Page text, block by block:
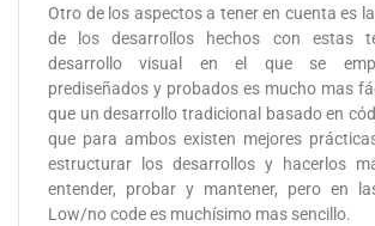
Otro de los aspectos a tener en cuenta es
de los desarrollos hechos con estas
desarrollo visual en el que se
prediseñados y probados es mucho mas
que un desarrollo tradicional basado en
que para ambos existen mejores
estructurar los desarrollos y hacerlos
entender, probar y mantener, pero en
Low/no code es muchísimo mas sencillo.